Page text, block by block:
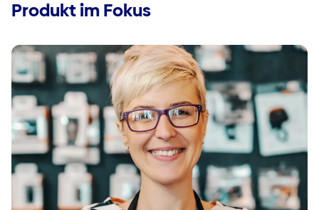
Produkt im Fokus